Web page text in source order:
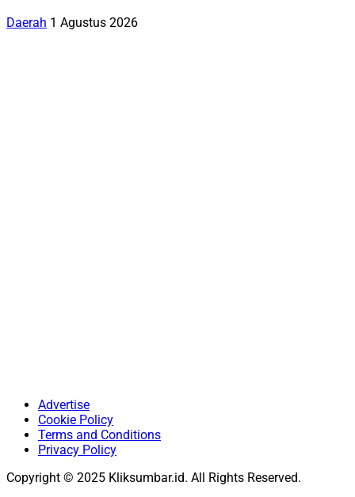
Daerah 1 Agustus 2026
Advertise
Cookie Policy
Terms and Conditions
Privacy Policy
Copyright © 2025 Kliksumbar.id. All Rights Reserved.